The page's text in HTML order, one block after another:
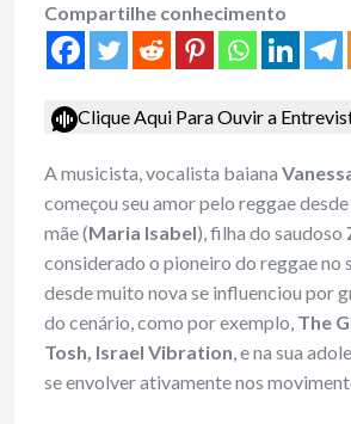
Compartilhe conhecimento
Clique Aqui Para Ouvir a
A musicista, vocalista baiana
começou seu amor pelo reggae
mãe (Maria Isabel), filha do saudoso
considerado o pioneiro do reggae no
desde muito nova se influenciou por
do cenário, como por exemplo, The
Tosh, Israel Vibration, e na sua
se envolver ativamente nos